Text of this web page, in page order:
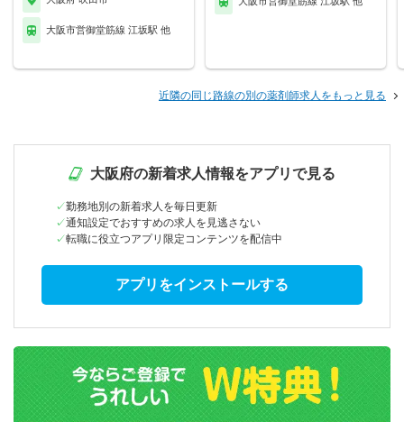
大阪市営御堂筋線 江坂駅 他
近隣の同じ路線の別の薬剤師求人をもっと見る
大阪府の新着求人情報をアプリで見る
勤務地別の新着求人を毎日更新
通知設定でおすすめの求人を見逃さない
転職に役立つアプリ限定コンテンツを配信中
アプリをインストールする